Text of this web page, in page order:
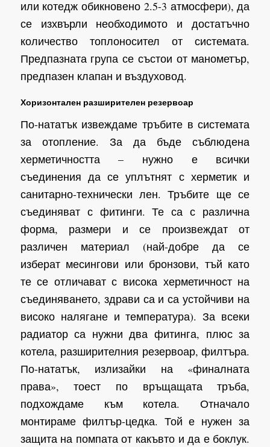
или котедж обикновено 2.5-3 атмосфери), да
се изхвърли необходимото и достатъчно
количество топлоносител от системата.
Предпазната група се състои от манометър,
предпазен клапан и въздуховод.
Хоризонтален разширителен резервоар
По-нататък извеждаме тръбите в системата
за отопление. За да бъде съблюдена
херметичността – нужно е всички
съединения да се уплътнят с херметик и
санитарно-технически лен. Тръбите ще се
съединяват с фитинги. Те са с различна
форма, размери и се произвеждат от
различен материал (най-добре да се
изберат месингови или бронзови, тъй като
те се отличават с висока херметичност на
съединяването, здрави са и са устойчиви на
високо налягане и температура). За всеки
радиатор са нужни два фитинга, плюс за
котела, разширителния резервоар, филтъра.
По-нататък, излизайки на «финалната
права», тоест по връщащата тръба,
подхождаме към котела. Отначало
монтираме филтър-цедка. Той е нужен за
защита на помпата от какъвто и да е боклук.